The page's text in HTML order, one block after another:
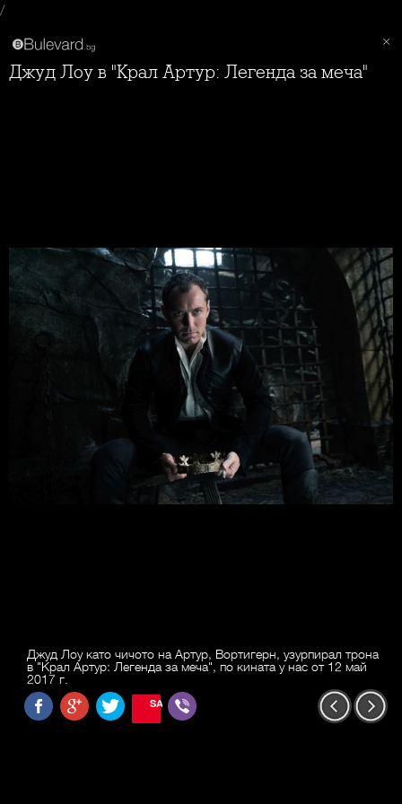
/
Джуд Лоу в "Крал Артур: Легенда за меча"
Джуд Лоу като чичото на Артур, Вортигерн, узурпирал трона
в "Крал Артур: Легенда за меча", по кината у нас от 12 май
2017 г.
SAVE